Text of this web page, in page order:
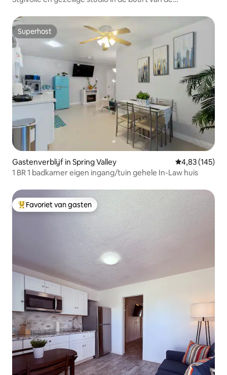
Superhost
Superhost
Gastenverblijf in Spring Valley Gemiddelde
4,83 (145)
1 BR 1 badkamer eigen ingang/tuin gehele In-Law huis
Topfavoriet van gasten
Favoriet van gasten